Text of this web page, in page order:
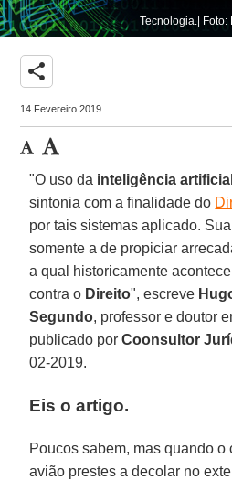
Tecnologia.| Foto:
share
14 Fevereiro 2019
"O uso da inteligência artificial
sintonia com a finalidade do
por tais sistemas aplicado.
somente a de propiciar
a qual historicamente
contra o Direito", escreve
Segundo, professor e doutor
publicado porCoonsultor
02-2019.
Eis o artigo.
Poucos sabem, mas quando o
avião prestes a decolar no